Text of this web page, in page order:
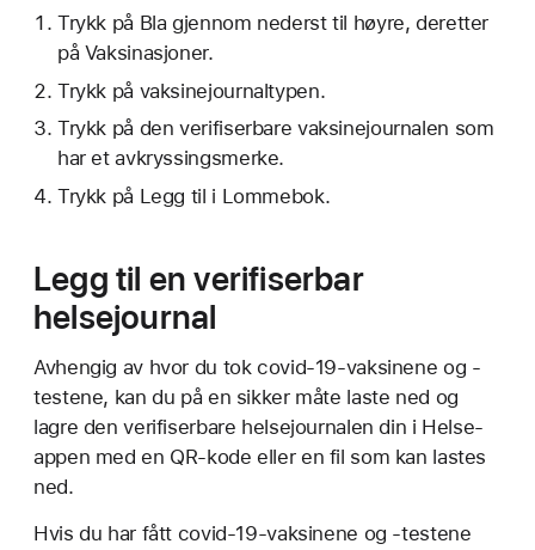
Trykk på Bla gjennom nederst til høyre, deretter
på Vaksinasjoner.
Trykk på vaksinejournaltypen.
Trykk på den verifiserbare vaksinejournalen som
har et avkryssingsmerke.
Trykk på Legg til i Lommebok.
Legg til en verifiserbar
helsejournal
Avhengig av hvor du tok covid-19-vaksinene og -
testene, kan du på en sikker måte laste ned og
lagre den verifiserbare helsejournalen din i Helse-
appen med en QR-kode eller en fil som kan lastes
ned.
Hvis du har fått covid-19-vaksinene og -testene